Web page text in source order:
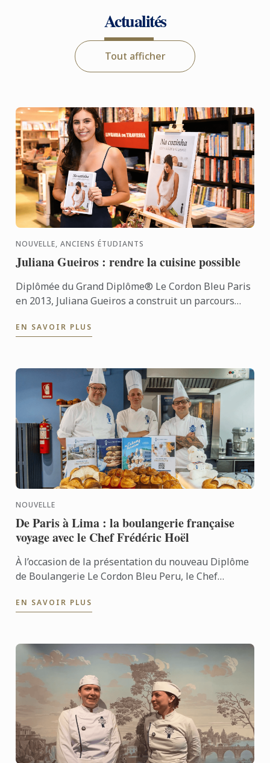
Actualités
Tout afficher
NOUVELLE, ANCIENS ÉTUDIANTS
Juliana Gueiros : rendre la cuisine possible
Diplômée du Grand Diplôme® Le Cordon Bleu Paris
en 2013, Juliana Gueiros a construit un parcours
Après ...
EN SAVOIR PLUS
NOUVELLE
De Paris à Lima : la boulangerie française
voyage avec le Chef Frédéric Hoël
À l’occasion de la présentation du nouveau Diplôme
de Boulangerie Le Cordon Bleu Peru, le Chef
savoir-faire de ...
EN SAVOIR PLUS